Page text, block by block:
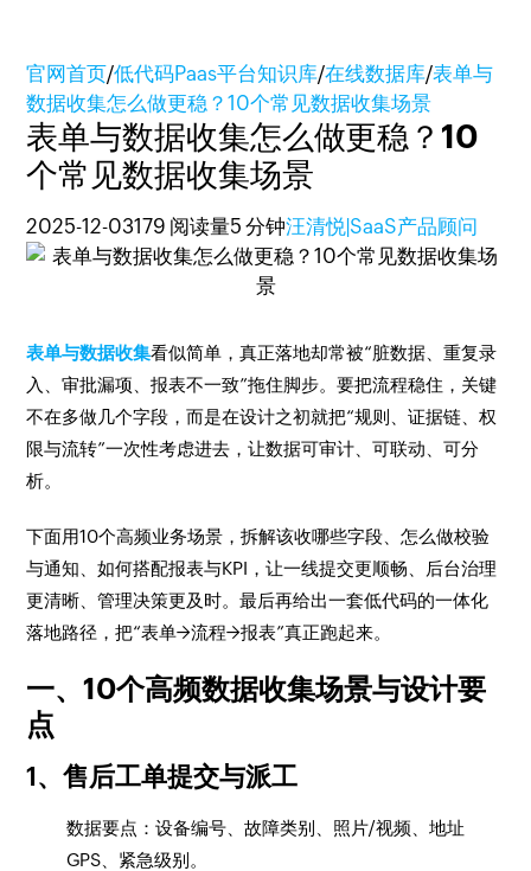
官网首页/低代码Paas平台知识库/在线数据库/表单与
数据收集怎么做更稳？10个常见数据收集场景
表单与数据收集怎么做更稳？10
个常见数据收集场景
2025-12-03179 阅读量5 分钟汪清悦|SaaS产品顾问
表单与数据收集看似简单，真正落地却常被“脏数据、重复录
入、审批漏项、报表不一致”拖住脚步。要把流程稳住，关键
不在多做几个字段，而是在设计之初就把“规则、证据链、权
限与流转”一次性考虑进去，让数据可审计、可联动、可分
析。
下面用10个高频业务场景，拆解该收哪些字段、怎么做校验
与通知、如何搭配报表与KPI，让一线提交更顺畅、后台治理
更清晰、管理决策更及时。最后再给出一套低代码的一体化
落地路径，把“表单→流程→报表”真正跑起来。
一、10个高频数据收集场景与设计要
点
1、售后工单提交与派工
数据要点：设备编号、故障类别、照片/视频、地址
GPS、紧急级别。